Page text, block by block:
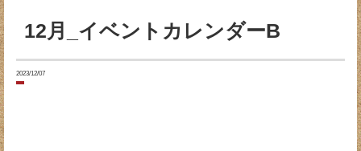
12月_イベントカレンダーB
2023/12/07